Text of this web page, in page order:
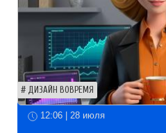
ДИЗАЙН ВОВРЕМЯ
12:06 | 28 июля